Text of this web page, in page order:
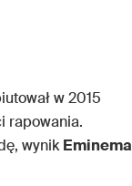
w 2015
rapowania.
wynikEminema